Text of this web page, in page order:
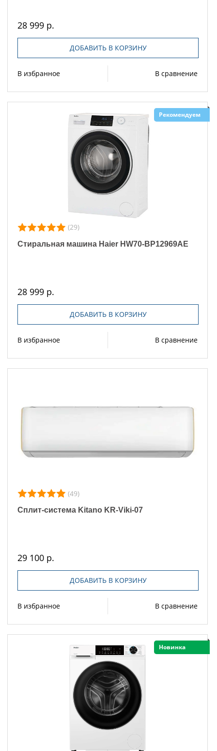
28 999 р.
ДОБАВИТЬ В КОРЗИНУ
В избранное В сравнение
Рекомендуем
(29)
Стиральная машина Haier HW70-BP12969AE
28 999 р.
ДОБАВИТЬ В КОРЗИНУ
В избранное В сравнение
(49)
Сплит-система Kitano KR-Viki-07
29 100 р.
ДОБАВИТЬ В КОРЗИНУ
В избранное В сравнение
Новинка